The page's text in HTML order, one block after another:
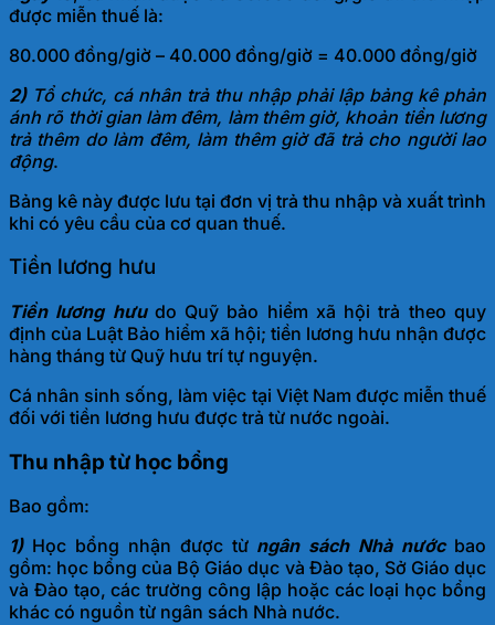
được miễn thuế là:
80.000 đồng/giờ – 40.000 đồng/giờ = 40.000 đồng/giờ
2) Tổ chức, cá nhân trả thu nhập phải lập bảng kê phản
ánh rõ thời gian làm đêm, làm thêm giờ, khoản tiền lương
trả thêm do làm đêm, làm thêm giờ đã trả cho người lao
động.
Bảng kê này được lưu tại đơn vị trả thu nhập và xuất trình
khi có yêu cầu của cơ quan thuế.
Tiền lương hưu
Tiền lương hưudo Quỹ bảo hiểm xã hội trả theo quy
định của Luật Bảo hiểm xã hội; tiền lương hưu nhận được
hàng tháng từ Quỹ hưu trí tự nguyện.
Cá nhân sinh sống, làm việc tại Việt Nam được miễn thuế
đối với tiền lương hưu được trả từ nước ngoài.
Thu nhập từ học bổng
Bao gồm:
1)Học bổng nhận được từ ngân sách Nhà nướcbao
gồm: học bổng của Bộ Giáo dục và Đào tạo, Sở Giáo dục
và Đào tạo, các trường công lập hoặc các loại học bổng
khác có nguồn từ ngân sách Nhà nước.